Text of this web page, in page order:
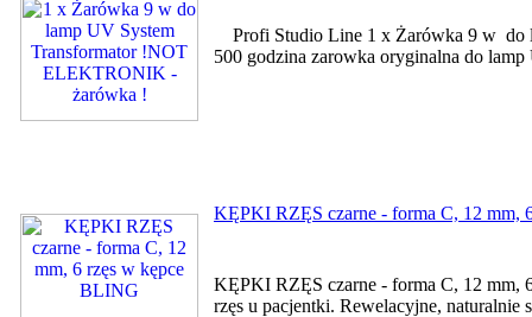
Profi Studio Line 1 x Żarówka 9 w
500 godzina zarowka oryginalna do
KĘPKI RZĘS czarne - forma C, 12 mm,
KĘPKI RZĘS czarne - forma C, 12 mm, 6
rzęs u pacjentki. Rewelacyjne,